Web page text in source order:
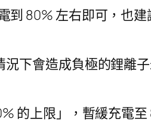
到 80% 左右即可，也
下會造成負極的鋰離
的上限」，暫緩充電